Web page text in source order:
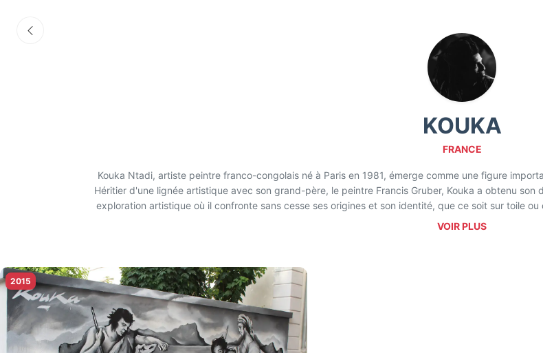
KOUKA
FRANCE
Kouka Ntadi, artiste peintre franco-congolais né à Paris en 1981, émerge comme une figure
Héritier d'une lignée artistique avec son grand-père, le peintre Francis Gruber, Kouka a obtenu
exploration artistique où il confronte sans cesse ses origines et son identité, que ce soit sur toile
tribaux, il véhicule un message fort sur la propriété culturelle et territoriale, soulignant que
de transcender les frontières linguistiques et de communiquer
VOIR PLUS
2015